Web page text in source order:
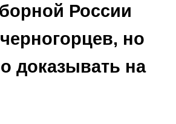
России
но
доказывать на